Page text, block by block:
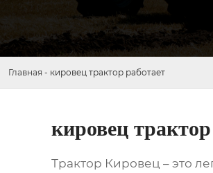
Главная - кировец трактор работает
кировец
Трактор Кировец – это